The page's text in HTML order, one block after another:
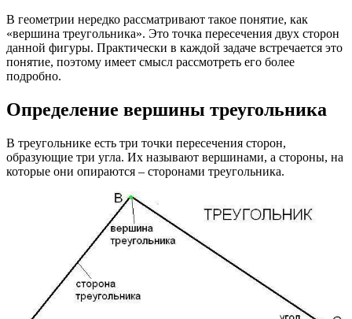
В геометрии нередко рассматривают такое понятие, как
«вершина треугольника». Это точка пересечения двух сторон
данной фигуры. Практически в каждой задаче встречается это
понятие, поэтому имеет смысл рассмотреть его более
подробно.
Определение вершины треугольника
В треугольнике есть три точки пересечения сторон,
образующие три угла. Их называют вершинами, а стороны, на
которые они опираются – сторонами треугольника.